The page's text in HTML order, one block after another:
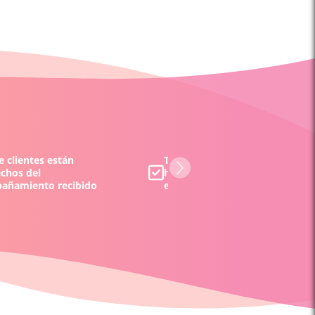
clientes están
del
recibido
Todos los tarotistas y/o
han sido evaluados por
equipo y por nuestros clientes